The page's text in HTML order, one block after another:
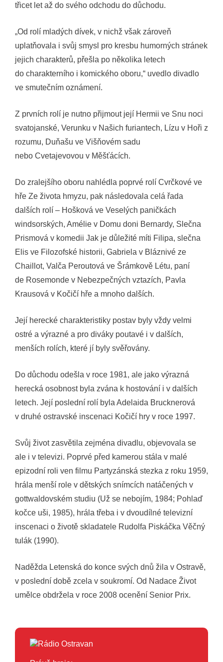
třicet let až do svého odchodu do důchodu.
„Od rolí mladých dívek, v nichž však zároveň
uplatňovala i svůj smysl pro kresbu humorných stránek
jejich charakterů, přešla po několika letech
do charakterního i komického oboru,“ uvedlo divadlo
ve smutečním oznámení.
Z prvních rolí je nutno přijmout její Hermii ve Snu noci
svatojanské, Verunku v Našich furiantech, Lízu v Hoři z
rozumu, Duňašu ve Višňovém sadu
nebo Cvetajevovou v Měšťácích.
Do zralejšího oboru nahlédla poprvé rolí Cvrčkové ve
hře Ze života hmyzu, pak následovala celá řada
dalších rolí – Hošková ve Veselých paničkách
windsorských, Amélie v Domu doni Bernardy, Slečna
Prismová v komedii Jak je důležité míti Filipa, slečna
Elis ve Filozofské historii, Gabriela v Bláznivé ze
Chaillot, Valča Peroutová ve Šrámkově Létu, paní
de Rosemonde v Nebezpečných vztazích, Pavla
Krausová v Kočičí hře a mnoho dalších.
Její herecké charakteristiky postav byly vždy velmi
ostré a výrazné a pro diváky poutavé i v dalších,
menších rolích, které jí byly svěřovány.
Do důchodu odešla v roce 1981, ale jako výrazná
herecká osobnost byla zvána k hostování i v dalších
letech. Její poslední rolí byla Adelaida Brucknerová
v druhé ostravské inscenaci Kočičí hry v roce 1997.
Svůj život zasvětila zejména divadlu, objevovala se
ale i v televizi. Poprvé před kamerou stála v malé
epizodní roli ven filmu Partyzánská stezka z roku 1959,
hrála menší role v dětských snímcích natáčených v
gottwaldovském studiu (Už se nebojím, 1984; Pohlaď
kočce uši, 1985), hrála třeba i v dvoudílné televizní
inscenaci o životě skladatele Rudolfa Piskáčka Věčný
tulák (1990).
Naděžda Letenská do konce svých dnů žila v Ostravě,
v poslední době zcela v soukromí. Od Nadace Život
umělce obdržela v roce 2008 ocenění Senior Prix.